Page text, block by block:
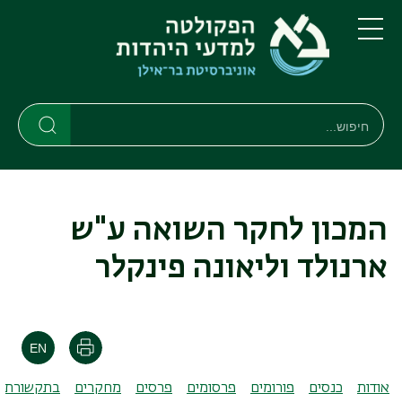
דילוג
לתוכן
העיקרי
דילוג
לתפריט
ניווט
ראשי
תפריט
חיפוש
חיפוש
המכון לחקר השואה ע"ש
ארנולד וליאונה פינקלר
הדפסה
אודות
כנסים פורומים פרסומים פרסים מחקרים בתקשורת